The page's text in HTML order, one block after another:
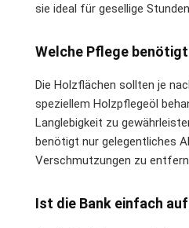
sie ideal für gesellige
Welche Pflege
Die Holzflächen sollten je
speziellem Holzpflegeöl
Langlebigkeit zu
benötigt nur gelegentliches
Verschmutzungen zu
Ist die Bank einfach